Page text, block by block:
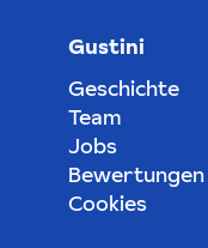
Gustini
Geschichte
Team
Jobs
Bewertungen
Cookies